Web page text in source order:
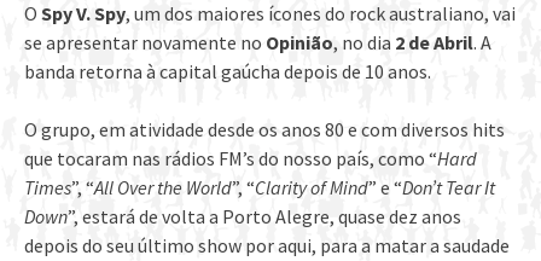
O Spy V. Spy, um dos maiores ícones do rock australiano, vai
se apresentar novamente no Opinião, no dia 2 de Abril. A
banda retorna à capital gaúcha depois de 10 anos.
O grupo, em atividade desde os anos 80 e com diversos hits
que tocaram nas rádios FM’s do nosso país, como “Hard
Times”, “All Over the World”, “Clarity of Mind” e “Don’t Tear It
Down”, estará de volta a Porto Alegre, quase dez anos
depois do seu último show por aqui, para a matar a saudade